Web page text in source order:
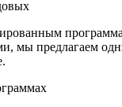
мы предлагаем